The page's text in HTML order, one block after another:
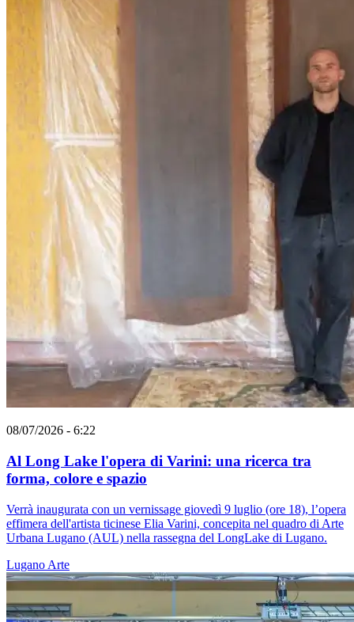
08/07/2026 - 6:22
Al Long Lake l'opera di Varini: una ricerca tra
forma, colore e spazio
Verrà inaugurata con un vernissage giovedì 9 luglio (ore 18), l’opera
effimera dell'artista ticinese Elia Varini, concepita nel quadro di Arte
Urbana Lugano (AUL) nella rassegna del LongLake di Lugano.
Lugano Arte